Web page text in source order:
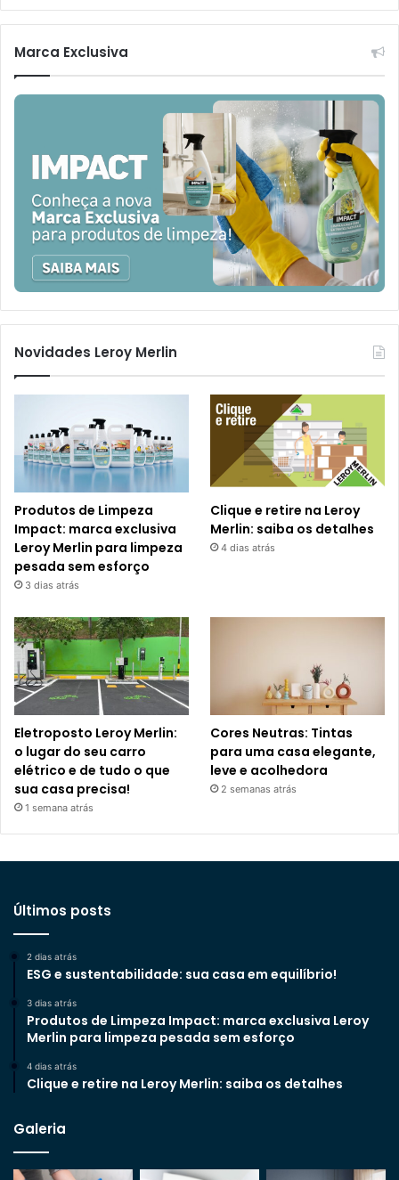
Marca Exclusiva
Novidades Leroy Merlin
Produtos de Limpeza
Impact: marca exclusiva
Leroy Merlin para limpeza
pesada sem esforço
3 dias atrás
Clique e retire na Leroy
Merlin: saiba os detalhes
4 dias atrás
Eletroposto Leroy Merlin:
o lugar do seu carro
elétrico e de tudo o que
sua casa precisa!
1 semana atrás
Cores Neutras: Tintas
para uma casa elegante,
leve e acolhedora
2 semanas atrás
Últimos posts
2 dias atrás
ESG e sustentabilidade: sua casa em equilíbrio!
3 dias atrás
Produtos de Limpeza Impact: marca exclusiva Leroy
Merlin para limpeza pesada sem esforço
4 dias atrás
Clique e retire na Leroy Merlin: saiba os detalhes
Galeria